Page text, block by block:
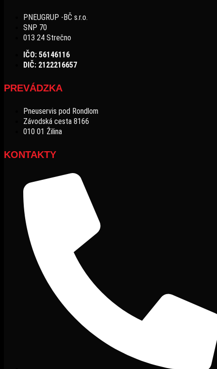
PNEUGRUP -BČ s.r.o.
SNP 70
013 24 Strečno
IČO: 56146116
DIČ: 2122216657
PREVÁDZKA
Pneuservis pod Rondlom
Závodská cesta 8166
010 01 Žilina
KONTAKTY